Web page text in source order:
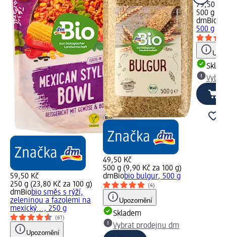
59,50 Kč
250 g (23,80 Kč za 100 g)
dmBiobio směs s rýží,
zeleninou a fazolemi na
mexický..., 250 g
(61)
Upozornění
49,50 Kč
500 g (9,90 Kč za 100 g)
dmBiobio bulgur, 500 g
(4)
Upozornění
Skladem
Vybrat prodejnu dm
79,50 Kč
500 g
dmBio
500 g